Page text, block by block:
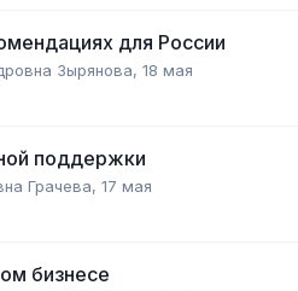
для России
Зырянова, 18 мая
поддержки
Грачева, 17 мая
бизнесе